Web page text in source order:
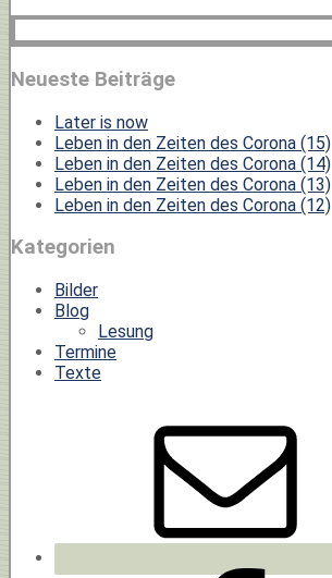
Neueste Beiträge
Later is now
Leben in den Zeiten des Corona (15)
Leben in den Zeiten des Corona (14)
Leben in den Zeiten des Corona (13)
Leben in den Zeiten des Corona (12)
Kategorien
Bilder
Blog
Lesung
Termine
Texte